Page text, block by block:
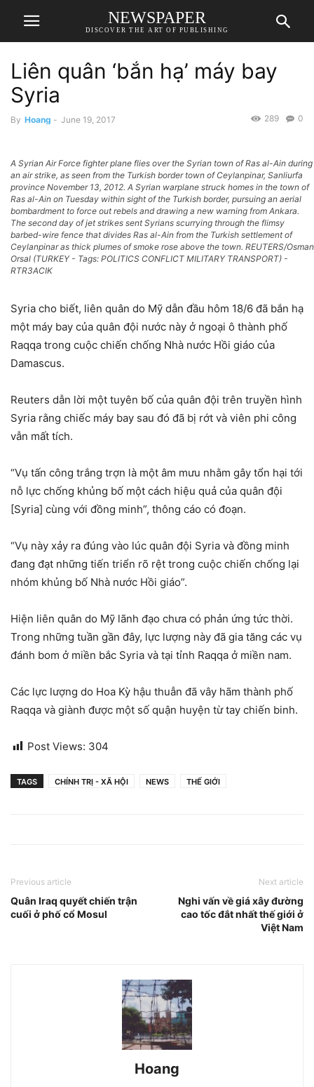
NEWSPAPER
DISCOVER THE ART OF PUBLISHING
Liên quân ‘bắn hạ’ máy bay
Syria
By Hoang - June 19, 2017 0
289
A Syrian Air Force fighter plane flies over the Syrian town of Ras al-Ain during
an air strike, as seen from the Turkish border town of Ceylanpinar, Sanliurfa
province November 13, 2012. A Syrian warplane struck homes in the town of
Ras al-Ain on Tuesday within sight of the Turkish border, pursuing an aerial
bombardment to force out rebels and drawing a new warning from Ankara.
The second day of jet strikes sent Syrians scurrying through the flimsy
barbed-wire fence that divides Ras al-Ain from the Turkish settlement of
Ceylanpinar as thick plumes of smoke rose above the town. REUTERS/Osman
Orsal (TURKEY - Tags: POLITICS CONFLICT MILITARY TRANSPORT) -
RTR3ACIK
Syria cho biết, liên quân do Mỹ dẫn đầu hôm 18/6 đã bắn hạ
một máy bay của quân đội nước này ở ngoại ô thành phố
Raqqa trong cuộc chiến chống Nhà nước Hồi giáo của
Damascus.
Reuters dẫn lời một tuyên bố của quân đội trên truyền hình
Syria rằng chiếc máy bay sau đó đã bị rớt và viên phi công
vẫn mất tích.
“Vụ tấn công trắng trợn là một âm mưu nhằm gây tổn hại tới
nỗ lực chống khủng bố một cách hiệu quả của quân đội
[Syria] cùng với đồng minh”, thông cáo có đoạn.
“Vụ này xảy ra đúng vào lúc quân đội Syria và đồng minh
đang đạt những tiến triển rõ rệt trong cuộc chiến chống lại
nhóm khủng bố Nhà nước Hồi giáo”.
Hiện liên quân do Mỹ lãnh đạo chưa có phản ứng tức thời.
Trong những tuần gần đây, lực lượng này đã gia tăng các vụ
đánh bom ở miền bắc Syria và tại tỉnh Raqqa ở miền nam.
Các lực lượng do Hoa Kỳ hậu thuẫn đã vây hãm thành phố
Raqqa và giành được một số quận huyện từ tay chiến binh.
Post Views: 304
TAGS CHÍNH TRỊ - XÃ HỘI NEWS THẾ GIỚI
Previous article
Quân Iraq quyết chiến trận
cuối ở phố cổ Mosul
Next article
Nghi vấn về giá xây đường
cao tốc đắt nhất thế giới ở
Việt Nam
Hoang